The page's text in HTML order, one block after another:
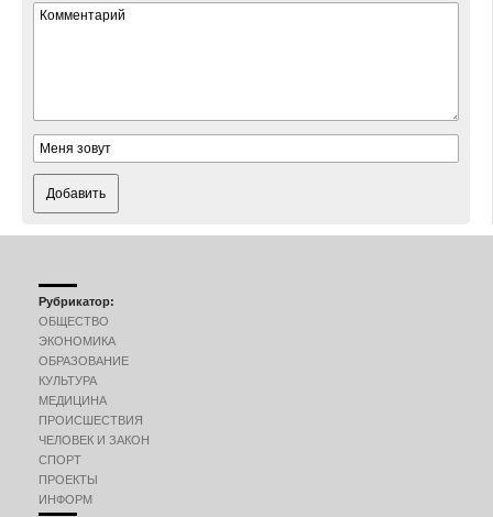
Добавить
Рубрикатор:
ОБЩЕСТВО
ЭКОНОМИКА
ОБРАЗОВАНИЕ
КУЛЬТУРА
МЕДИЦИНА
ПРОИСШЕСТВИЯ
ЧЕЛОВЕК И ЗАКОН
СПОРТ
ПРОЕКТЫ
ИНФОРМ